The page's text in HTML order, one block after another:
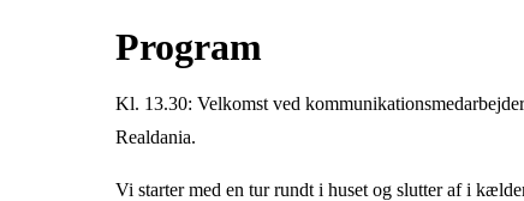
Program
Kl. 13.30: Velkomst ved
Realdania.
Vi starter med en tur rundt i huset og slutter af i